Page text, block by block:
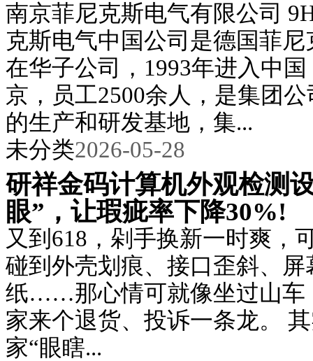
南京菲尼克斯电气有限公司
克斯电气中国公司是德国菲
在华子公司，1993年进入中
京，员工2500余人，是集团
的生产和研发基地，集...
未分类2026-05-28
研祥金码计算机外观检测
眼”，让瑕疵率下降30%!
又到618，剁手换新一时爽，
碰到外壳划痕、接口歪斜、屏
纸……那心情可就像坐过山车
家来个退货、投诉一条龙。
家“眼瞎...